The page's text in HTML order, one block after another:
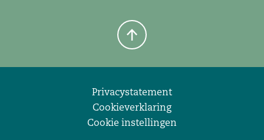
Privacystatement
Cookieverklaring
Cookie instellingen